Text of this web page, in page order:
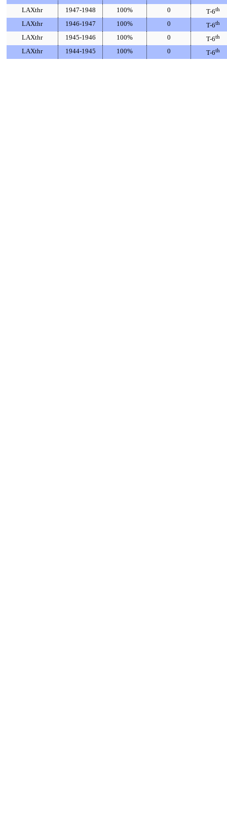
LAXthr
1947-1948 100% 0 T-6th
LAXthr 1946-1947 100% 0 T-6th
LAXthr 1945-1946 100% 0 T-6th
LAXthr 1944-1945 100% 0 T-6th